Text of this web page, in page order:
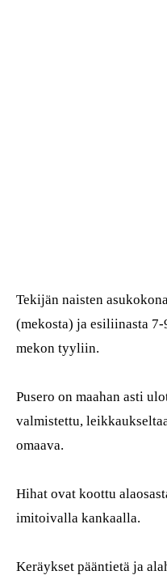
Tekijän naisten
(mekosta) ja esiliinasta
mekon tyyliin.
Pusero on maahan asti
valmistettu,
omaava.
Hihat ovat koottu
imitoivalla kankaalla.
Keräykset pääntietä ja